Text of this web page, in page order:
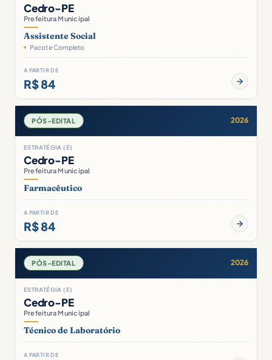
Cedro-PE
Prefeitura Municipal
Assistente Social
Pacote Completo
A PARTIR DE
R$ 84
PÓS-EDITAL 2026
ESTRATÉGIA (E)
Cedro-PE
Prefeitura Municipal
Farmacêutico
A PARTIR DE
R$ 84
PÓS-EDITAL 2026
ESTRATÉGIA (E)
Cedro-PE
Prefeitura Municipal
Técnico de Laboratório
A PARTIR DE